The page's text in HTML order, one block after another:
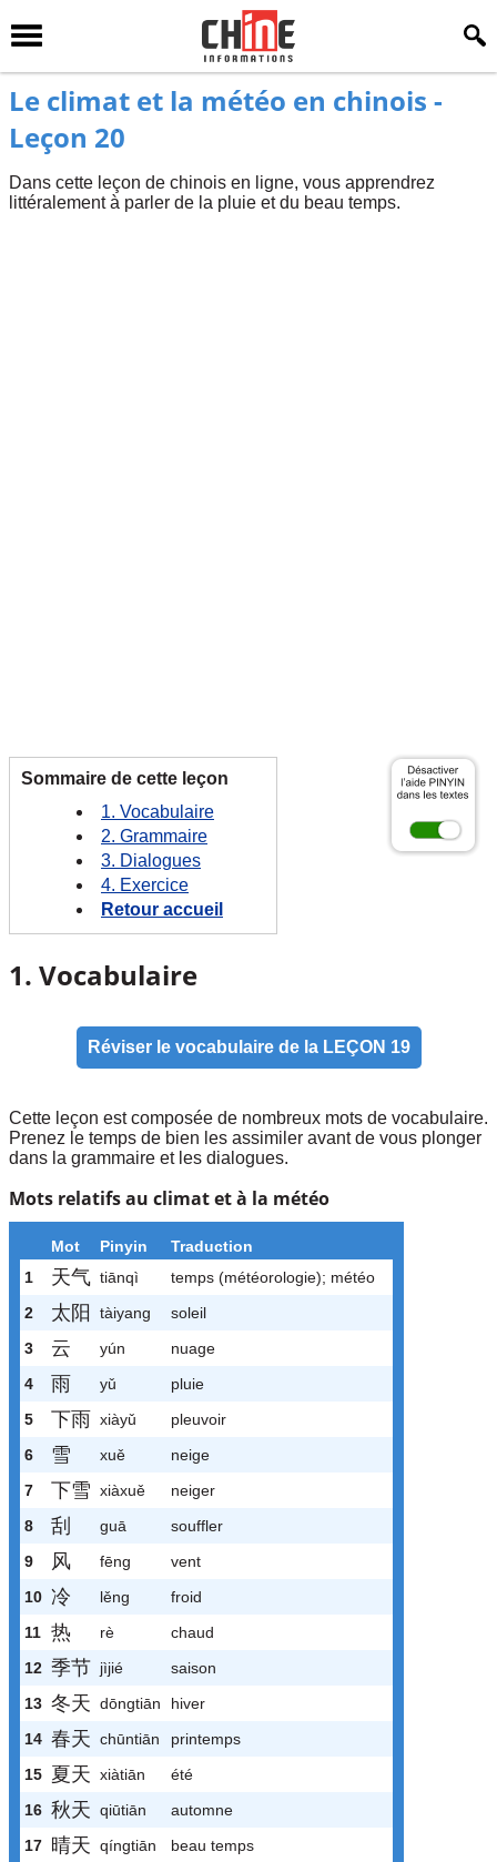
Le climat et la météo en chinois -
Leçon 20
Dans cette leçon de chinois en ligne, vous apprendrez
littéralement à parler de la pluie et du beau temps.
Sommaire de cette leçon
1. Vocabulaire
2. Grammaire
3. Dialogues
4. Exercice
Retour accueil
1. Vocabulaire
Réviser le vocabulaire de la LEÇON 19
Cette leçon est composée de nombreux mots de vocabulaire.
Prenez le temps de bien les assimiler avant de vous plonger
dans la grammaire et les dialogues.
Mots relatifs au climat et à la météo
Mot Pinyin
Traduction
1
天气 tiānqì
temps (météorologie); météo
2
太阳 tàiyang
soleil
3
云 yún
nuage
4
雨 yǔ
pluie
5
下雨 xiàyǔ
pleuvoir
6
雪 xuě
neige
7
下雪 xiàxuě
neiger
8
刮 guā
souffler
9
风 fēng
vent
10 冷 lěng
froid
11 热 rè
chaud
12 季节 jìjié
saison
13 冬天 dōngtiān
hiver
14 春天 chūntiān
printemps
15 夏天 xiàtiān
été
16 秋天 qiūtiān
automne
17 晴天 qíngtiān
beau temps